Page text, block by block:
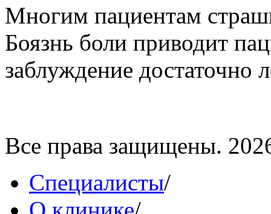
Многим пациентам
Боязнь боли приводит
заблуждение достаточно
Все права защищены.
Специалисты/